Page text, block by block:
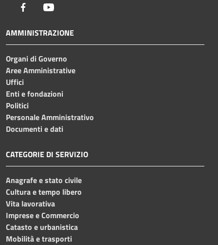
Facebook
AMMINISTRAZIONE
Organi di Governo
Aree Amministrative
Uffici
Enti e fondazioni
Politici
Personale Amministrativo
Documenti e dati
CATEGORIE DI SERVIZIO
Anagrafe e stato civile
Cultura e tempo libero
Vita lavorativa
Imprese e Commercio
Catasto e urbanistica
Mobilità e trasporti